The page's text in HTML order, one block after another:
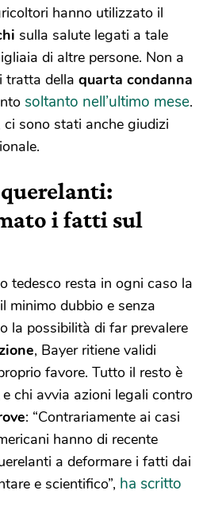
hanno utilizzato il
sulla salute legati a tale
di altre persone. Non a
tratta della quarta condanna
soltanto nell’ultimo mese.
sono stati anche giudizi
i fatti sul
tedesco resta in ogni caso la
minimo dubbio e senza
la possibilità di far prevalere
, Bayer ritiene validi
favore. Tutto il resto è
chi avvia azioni legali contro
: “Contrariamente ai casi
hanno di recente
a deformare i fatti dai
e scientifico”, ha scritto